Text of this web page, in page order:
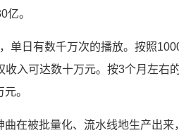
亿。
单日有数千万次的播放。按照
入可达数十万元。按3个月左右
。
在被批量化、流水线地生产出来